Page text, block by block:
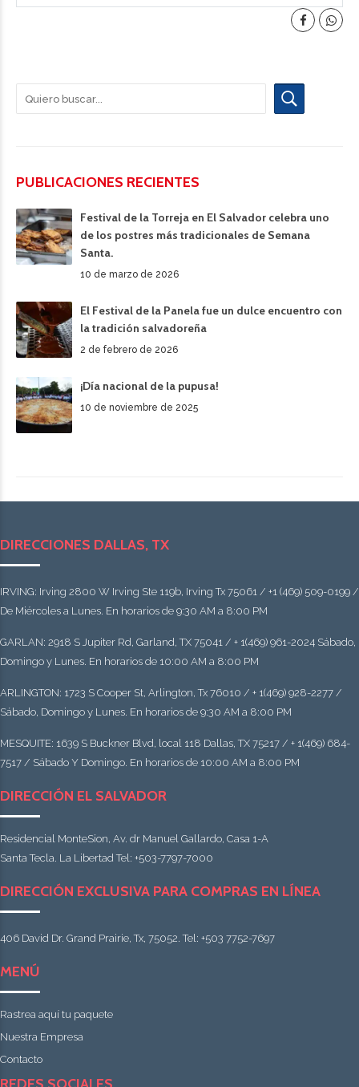
PUBLICACIONES RECIENTES
Festival de la Torreja en El Salvador celebra uno
de los postres más tradicionales de Semana
Santa.
10 de marzo de 2026
El Festival de la Panela fue un dulce encuentro con
la tradición salvadoreña
2 de febrero de 2026
¡Día nacional de la pupusa!
10 de noviembre de 2025
DIRECCIONES DALLAS, TX
IRVING: Irving 2800 W Irving Ste 119b, Irving Tx 75061 / +1 (469) 509-0199 /
De Miércoles a Lunes. En horarios de 9:30 AM a 8:00 PM
GARLAN: 2918 S Jupiter Rd, Garland, TX 75041 / + 1(469) 961-2024 Sábado,
Domingo y Lunes. En horarios de 10:00 AM a 8:00 PM
ARLINGTON: 1723 S Cooper St, Arlington, Tx 76010 / + 1(469) 928-2277 /
Sábado, Domingo y Lunes. En horarios de 9:30 AM a 8:00 PM
MESQUITE: 1639 S Buckner Blvd, local 118 Dallas, TX 75217 / + 1(469) 684-
7517 / Sábado Y Domingo. En horarios de 10:00 AM a 8:00 PM
DIRECCIÓN EL SALVADOR
Residencial MonteSion, Av. dr Manuel Gallardo, Casa 1-A
Santa Tecla. La Libertad Tel: +503-7797-7000
DIRECCIÓN EXCLUSIVA PARA COMPRAS EN LÍNEA
406 David Dr. Grand Prairie, Tx, 75052. Tel: +503 7752-7697
MENÚ
Rastrea aquí tu paquete
Nuestra Empresa
Contacto